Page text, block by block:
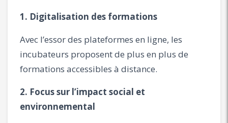
1. Digitalisation des formations
Avec l’essor des plateformes en ligne, les
incubateurs proposent de plus en plus de
formations accessibles à distance.
2. Focus sur l’impact social et
environnemental